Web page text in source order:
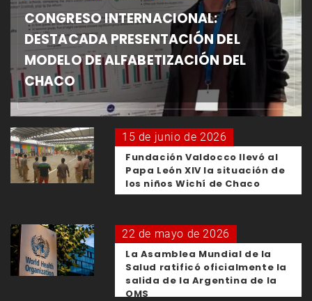
CONGRESO INTERNACIONAL:
DESTACADA PRESENTACIÓN DEL
MODELO DE ALFABETIZACIÓN DEL
CHACO
15 de junio de 2026
Fundación Valdocco llevó al
Papa León XIV la situación de
los niños Wichí de Chaco
22 de mayo de 2026
La Asamblea Mundial de la
Salud ratificó oficialmente la
salida de la Argentina de la
OMS